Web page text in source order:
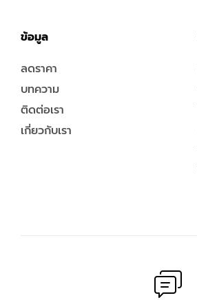
ข้อมูล
ลดราคา
บทความ
ติดต่อเรา
เกี่ยวกับเรา